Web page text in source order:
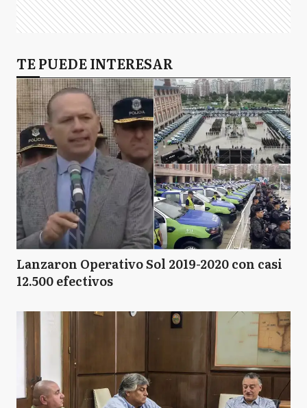
TE PUEDE INTERESAR
Lanzaron Operativo Sol 2019-2020 con casi
12.500 efectivos